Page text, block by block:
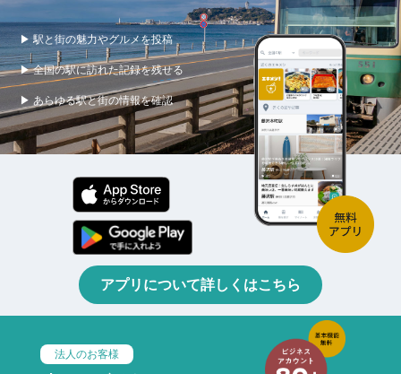
▶ 駅と街の魅力やグルメを投稿
▶ 全国の駅に訪れた記録を残せる
▶ あらゆる駅と街の情報を確認
アプリについて詳しくはこちら
法人のお客様